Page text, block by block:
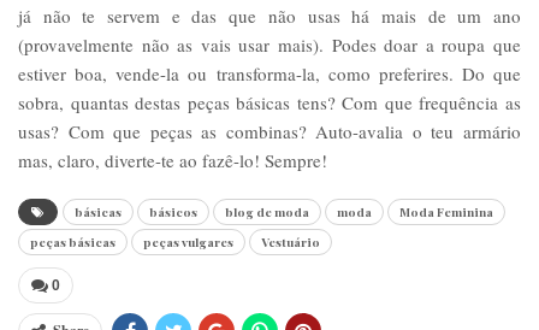
já não te servem e das que não usas há mais de um ano
(provavelmente não as vais usar mais). Podes doar a roupa que
estiver boa, vende-la ou transforma-la, como preferires. Do que
sobra, quantas destas peças básicas tens? Com que frequência as
usas? Com que peças as combinas? Auto-avalia o teu armário
mas, claro, diverte-te ao fazê-lo! Sempre!
básicas básicos blog de moda moda
Moda Feminina
peças básicas
peças vulgares Vestuário
0